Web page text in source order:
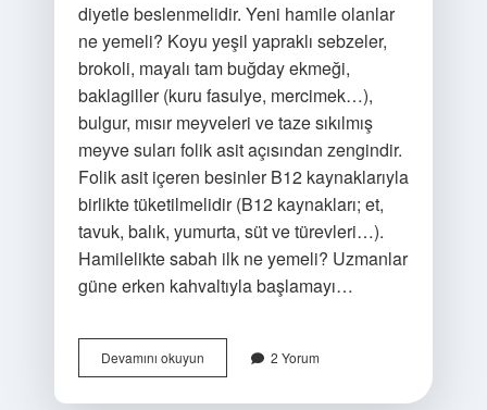
diyetle beslenmelidir. Yeni hamile olanlar
ne yemeli? Koyu yeşil yapraklı sebzeler,
brokoli, mayalı tam buğday ekmeği,
baklagiller (kuru fasulye, mercimek…),
bulgur, mısır meyveleri ve taze sıkılmış
meyve suları folik asit açısından zengindir.
Folik asit içeren besinler B12 kaynaklarıyla
birlikte tüketilmelidir (B12 kaynakları; et,
tavuk, balık, yumurta, süt ve türevleri…).
Hamilelikte sabah ilk ne yemeli? Uzmanlar
güne erken kahvaltıyla başlamayı…
Devamını okuyunYeni
Gebelikte
2 Yorum